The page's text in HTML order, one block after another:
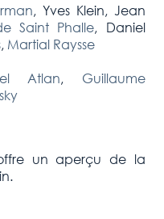
, Yves Klein, Jean
Saint Phalle, Daniel
, Martial Raysse
Atlan, Guillaume
un aperçu de la